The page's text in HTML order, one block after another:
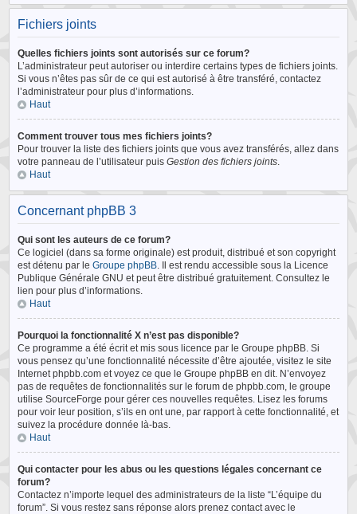
Fichiers joints
Quelles fichiers joints sont autorisés sur ce forum?
L’administrateur peut autoriser ou interdire certains types de fichiers joints.
Si vous n’êtes pas sûr de ce qui est autorisé à être transféré, contactez
l’administrateur pour plus d’informations.
Haut
Comment trouver tous mes fichiers joints?
Pour trouver la liste des fichiers joints que vous avez transférés, allez dans
votre panneau de l’utilisateur puisGestion des fichiers joints.
Haut
Concernant phpBB 3
Qui sont les auteurs de ce forum?
Ce logiciel (dans sa forme originale) est produit, distribué et son copyright
est détenu par leGroupe phpBB. Il est rendu accessible sous la Licence
Publique Générale GNU et peut être distribué gratuitement. Consultez le
lien pour plus d’informations.
Haut
Pourquoi la fonctionnalité X n’est pas disponible?
Ce programme a été écrit et mis sous licence par le Groupe phpBB. Si
vous pensez qu’une fonctionnalité nécessite d’être ajoutée, visitez le site
Internet phpbb.com et voyez ce que le Groupe phpBB en dit. N’envoyez
pas de requêtes de fonctionnalités sur le forum de phpbb.com, le groupe
utilise SourceForge pour gérer ces nouvelles requêtes. Lisez les forums
pour voir leur position, s’ils en ont une, par rapport à cette fonctionnalité, et
suivez la procédure donnée là-bas.
Haut
Qui contacter pour les abus ou les questions légales concernant ce
forum?
Contactez n’importe lequel des administrateurs de la liste “L’équipe du
forum”. Si vous restez sans réponse alors prenez contact avec le